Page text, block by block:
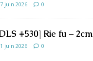
juin 2026 0
#530] Rie fu – 2cm
juin 2026 0